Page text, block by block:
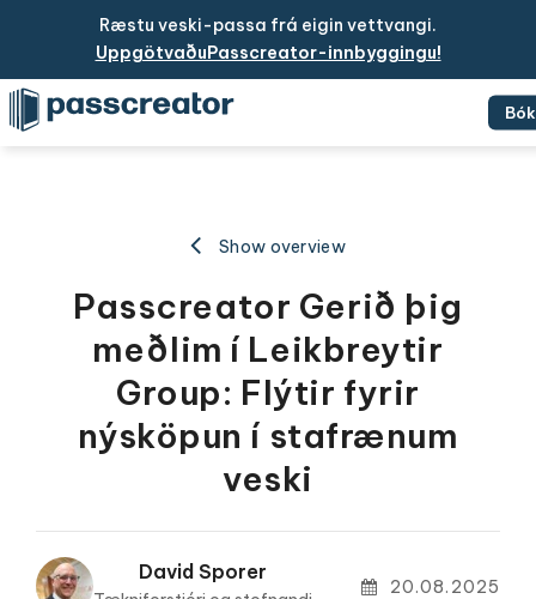
Ræstu veski-passa frá eigin vettvangi.
UppgötvaðuPasscreator-innbyggingu!
Show overview
Passcreator Gerið þig
meðlim í Leikbreytir
Group: Flýtir fyrir
nýsköpun í stafrænum
veski
David Sporer
20.08.2025